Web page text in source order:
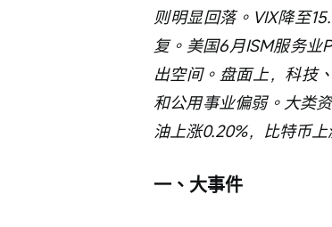
则明显回落。VIX降至
复。美国6月ISM服务业
出空间。盘面上，科技
和公用事业偏弱。大类
油上涨0.20%，比特币
一、大事件